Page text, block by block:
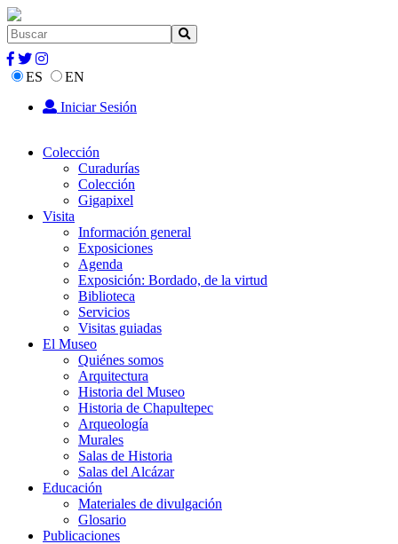
ES
EN
Iniciar Sesión
Colección
Curadurías
Colección
Gigapixel
Visita
Información general
Exposiciones
Agenda
Exposición: Bordado, de la virtud
Biblioteca
Servicios
Visitas guiadas
El Museo
Quiénes somos
Arquitectura
Historia del Museo
Historia de Chapultepec
Arqueología
Murales
Salas de Historia
Salas del Alcázar
Educación
Materiales de divulgación
Glosario
Publicaciones